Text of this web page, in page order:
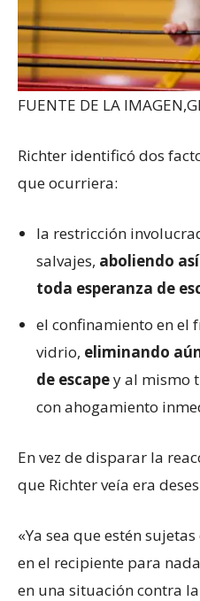
FUENTE DE LA IMAGEN,
Richter identificó dos
que ocurriera:
la restricción
salvajes, aboliendo
toda esperanza de
el confinamiento en el
vidrio, eliminando
de escapey al mismo
con ahogamiento
En vez de disparar la
que Richter veía era
«Ya sea que estén
en el recipiente para
en una situación contra